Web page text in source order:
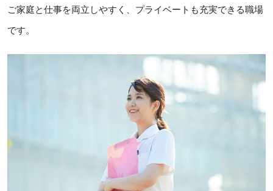
ご家庭と仕事を両立しやすく、プライベートも充実できる職場
です。